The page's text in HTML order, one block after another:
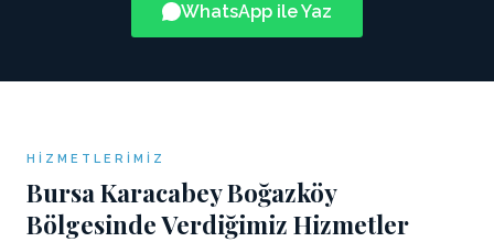
WhatsApp ile Yaz
HIZMETLERIMIZ
Bursa Karacabey Boğazköy
Bölgesinde Verdiğimiz Hizmetler